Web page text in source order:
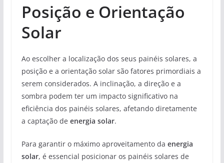
Posição e Orientação
Solar
Ao escolher a localização dos seus painéis solares, a
posição e a orientação solar são fatores primordiais a
serem considerados. A inclinação, a direção e a
sombra podem ter um impacto significativo na
eficiência dos painéis solares, afetando diretamente
a captação de energia solar.
Para garantir o máximo aproveitamento da energia
solar, é essencial posicionar os painéis solares de